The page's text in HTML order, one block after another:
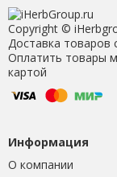
Copyright ©
Доставка товаров
Оплатить товары
картой
Информация
О компании